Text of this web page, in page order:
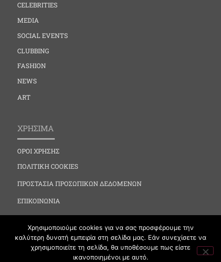
CELEBRITIES
MEDIA
SOCIAL EVENTS
CLUBBING
FASHION
NEWS
ART
ΧΡΗΣΙΜΑ
ΟΡΟΙ ΧΡΗΣΗΣ
ΠΟΛΙΤΙΚΗ COOKIES
ΠΡΟΣΤΑΣΙΑ ΠΡΟΣΩΠΙΚΩΝ ΔΕΔΟΜΕΝΩΝ
ΕΠΙΚΟΙΝΩΝΙΑ
Χρησιμοποιούμε cookies για να σας προσφέρουμε την
καλύτερη δυνατή εμπειρία στη σελίδα μας. Εάν συνεχίσετε να
χρησιμοποιείτε τη σελίδα, θα υποθέσουμε πως είστε
ικανοποιημένοι με αυτό.